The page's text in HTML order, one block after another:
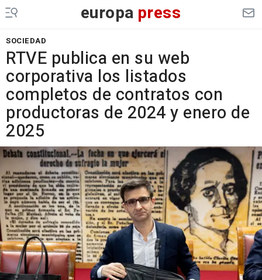
europa press
SOCIEDAD
RTVE publica en su web
corporativa los listados
completos de contratos con
productoras de 2024 y enero de
2025